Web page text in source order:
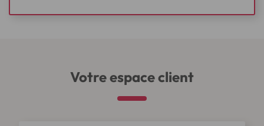
Votre espace client